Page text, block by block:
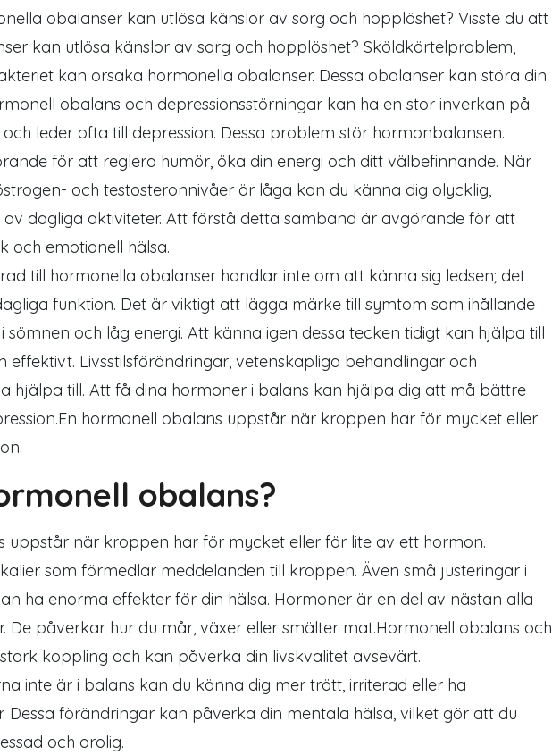
obalanser kan utlösa känslor av sorg och hopplöshet? Visste du att
kan utlösa känslor av sorg och hopplöshet? Sköldkörtelproblem,
kan orsaka hormonella obalanser. Dessa obalanser kan störa din
obalans och depressionsstörningar kan ha en stor inverkan på
leder ofta till depression. Dessa problem stör hormonbalansen.
för att reglera humör, öka din energi och ditt välbefinnande. När
och testosteronnivåer är låga kan du känna dig olycklig,
dagliga aktiviteter. Att förstå detta samband är avgörande för att
och emotionell hälsa.
till hormonella obalanser handlar inte om att känna sig ledsen; det
funktion. Det är viktigt att lägga märke till symtom som ihållande
sömnen och låg energi. Att känna igen dessa tecken tidigt kan hjälpa till
effektivt. Livsstilsförändringar, vetenskapliga behandlingar och
hjälpa till. Att få dina hormoner i balans kan hjälpa dig att må bättre
hormonell obalans uppstår när kroppen har för mycket eller
obalans?
uppstår när kroppen har för mycket eller för lite av ett hormon.
som förmedlar meddelanden till kroppen. Även små justeringar i
ha enorma effekter för din hälsa. Hormoner är en del av nästan alla
De påverkar hur du mår, växer eller smälter mat.Hormonell obalans och
koppling och kan påverka din livskvalitet avsevärt.
inte är i balans kan du känna dig mer trött, irriterad eller ha
Dessa förändringar kan påverka din mentala hälsa, vilket gör att du
och orolig.